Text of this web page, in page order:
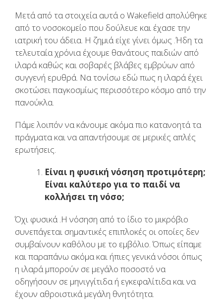
Μετά από τα στοιχεία αυτά ο Wakefield απολύθηκε
από το νοσοκομείο που δούλευε και έχασε την
ιατρική του άδεια. Η ζημιά είχε γίνει όμως .Ήδη τα
τελευταία χρόνια έχουμε θανάτους παιδιών από
ιλαρά καθώς και σοβαρές βλάβες εμβρύων από
συγγενή ερυθρά. Να τονίσω εδώ πως η ιλαρά έχει
σκοτώσει παγκοσμίως περισσότερο κόσμο από την
πανούκλα.
Πάμε λοιπόν να κάνουμε ακόμα πιο κατανοητά τα
πράγματα και να απαντήσουμε σε μερικές απλές
ερωτήσεις.
Είναι η φυσική νόσηση προτιμότερη;
Είναι καλύτερο για το παιδί να
κολλήσει τη νόσο;
Όχι φυσικά .Η νόσηση από το ίδιο το μικρόβιο
συνεπάγεται σημαντικές επιπλοκές οι οποίες δεν
συμβαίνουν καθόλου με το εμβόλιο. Όπως είπαμε
και παραπάνω ακόμα και ήπιες γενικά νόσοι όπως
η ιλαρά μπορούν σε μεγάλο ποσοστό να
οδηγήσουν σε μηνιγγίτιδα ή εγκεφαλίτιδα και να
έχουν αθροιστικά μεγάλη θνητότητα.